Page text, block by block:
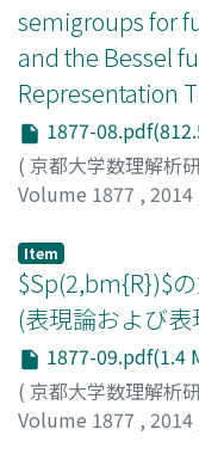
semigroups for
and the Bessel
Representation
1877-
( 京都大学数理解析
Volume 1877 , 2014
Item
$Sp(2,bm{R})$
(表現論および
1877-09.pdf(1.4
( 京都大学数理解析
Volume 1877 , 2014